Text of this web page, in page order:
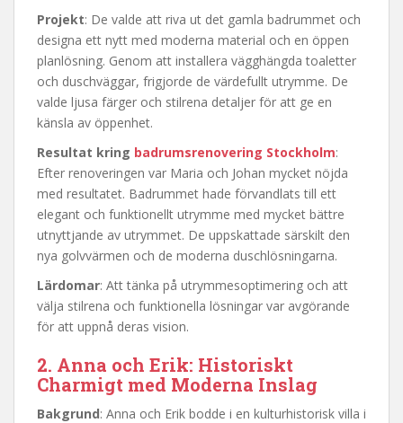
Projekt: De valde att riva ut det gamla badrummet och
designa ett nytt med moderna material och en öppen
planlösning. Genom att installera vägghängda toaletter
och duschväggar, frigjorde de värdefullt utrymme. De
valde ljusa färger och stilrena detaljer för att ge en
känsla av öppenhet.
Resultat kring badrumsrenovering Stockholm:
Efter renoveringen var Maria och Johan mycket nöjda
med resultatet. Badrummet hade förvandlats till ett
elegant och funktionellt utrymme med mycket bättre
utnyttjande av utrymmet. De uppskattade särskilt den
nya golvvärmen och de moderna duschlösningarna.
Lärdomar: Att tänka på utrymmesoptimering och att
välja stilrena och funktionella lösningar var avgörande
för att uppnå deras vision.
2. Anna och Erik: Historiskt
Charmigt med Moderna Inslag
Bakgrund: Anna och Erik bodde i en kulturhistorisk villa i